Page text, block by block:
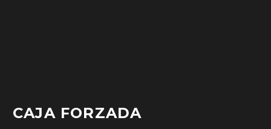
CAJA FORZADA